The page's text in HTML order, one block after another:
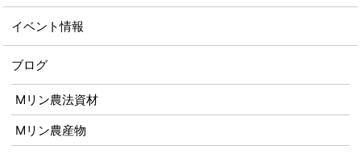
イベント情報
ブログ
Mリン農法資材
Mリン農産物